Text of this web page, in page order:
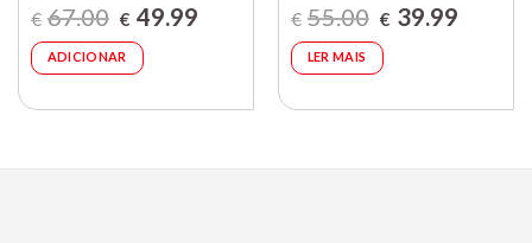
€ 67.00
O
preço
original
era:
€67.00.
€ 49.99O
ADICIONAR
€ 55.00
O
preço
original
era:
€55.00.
€ 39.99O
LER MAIS